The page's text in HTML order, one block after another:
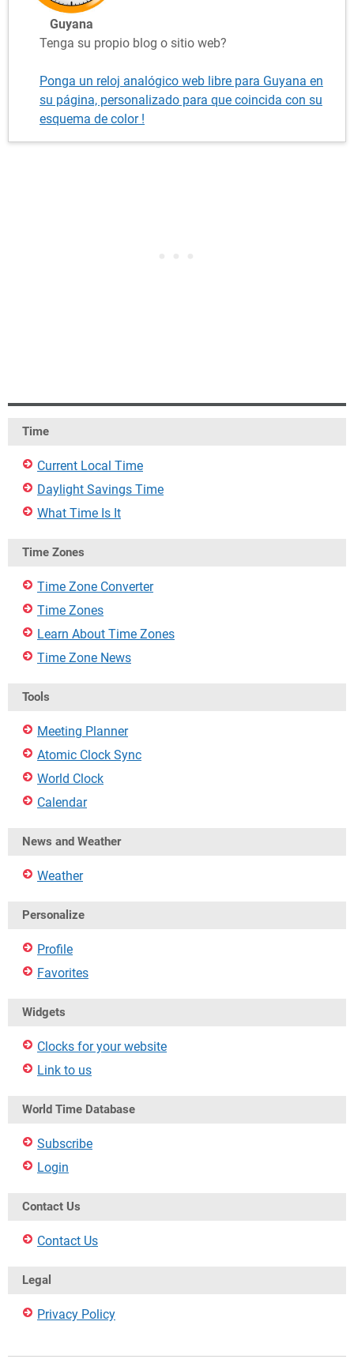
Guyana
Tenga su propio blog o sitio web?
Ponga un reloj analógico web libre para Guyana en
su página, personalizado para que coincida con su
esquema de color !
Time
Current Local Time
Daylight Savings Time
What Time Is It
Time Zones
Time Zone Converter
Time Zones
Learn About Time Zones
Time Zone News
Tools
Meeting Planner
Atomic Clock Sync
World Clock
Calendar
News and Weather
Weather
Personalize
Profile
Favorites
Widgets
Clocks for your website
Link to us
World Time Database
Subscribe
Login
Contact Us
Contact Us
Legal
Privacy Policy